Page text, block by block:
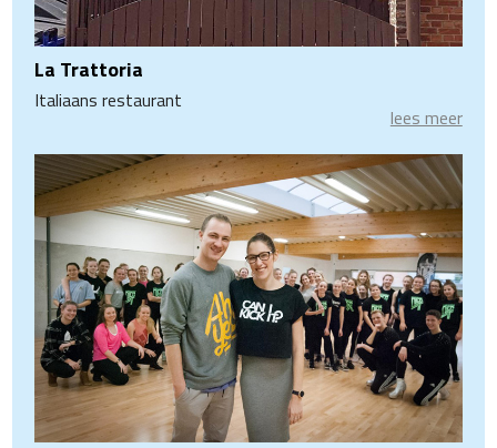
La Trattoria
Italiaans restaurant
lees meer